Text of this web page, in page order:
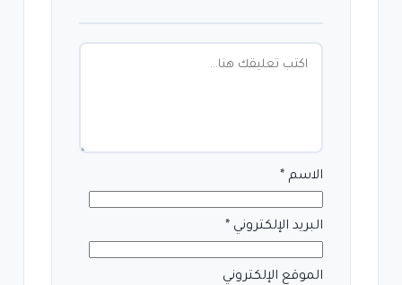
الاسم *
البريد الإلكتروني *
الموقع الإلكتروني